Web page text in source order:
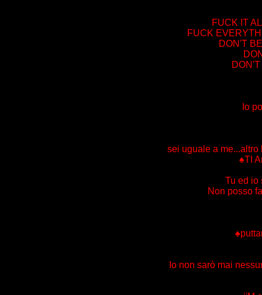
FUCK IT
FUCK
DON'T
Io
sei uguale a me...altro
♠TI
Tu ed io
Non posso
Io non sarò mai